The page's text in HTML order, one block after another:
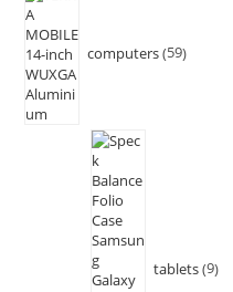
computers 59
tablets 9